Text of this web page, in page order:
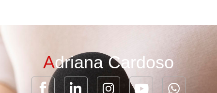
Adriana Cardoso